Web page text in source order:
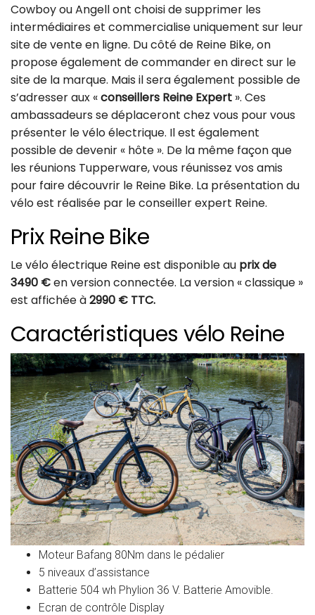
Cowboy ou Angell ont choisi de supprimer les
intermédiaires et commercialise uniquement sur leur
site de vente en ligne. Du côté de Reine Bike, on
propose également de commander en direct sur le
site de la marque. Mais il sera également possible de
s’adresser aux «conseillers Reine Expert ». Ces
ambassadeurs se déplaceront chez vous pour vous
présenter le vélo électrique. Il est également
possible de devenir « hôte ». De la même façon que
les réunions Tupperware, vous réunissez vos amis
pour faire découvrir le Reine Bike. La présentation du
vélo est réalisée par le conseiller expert Reine.
Prix Reine Bike
Le vélo électrique Reine est disponible au prix de
3490 €en version connectée. La version « classique »
est affichée à2990 € TTC.
Caractéristiques vélo Reine
Moteur Bafang 80Nm dans le pédalier
5 niveaux d’assistance
Batterie 504 wh Phylion 36 V. Batterie Amovible.
Ecran de contrôle Display